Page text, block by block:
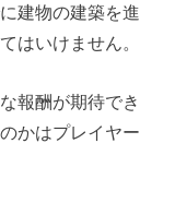
建物の建築を進
はいけません。
報酬が期待でき
かはプレイヤー